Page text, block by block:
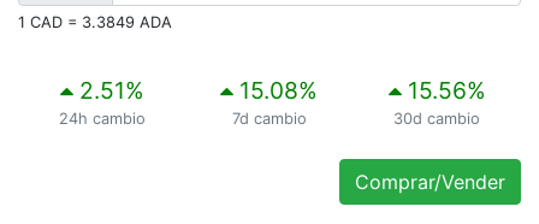
1 CAD = 3.3849 ADA
2.51%
24h cambio
15.08%
7d cambio
15.56%
30d cambio
Comprar/Vender